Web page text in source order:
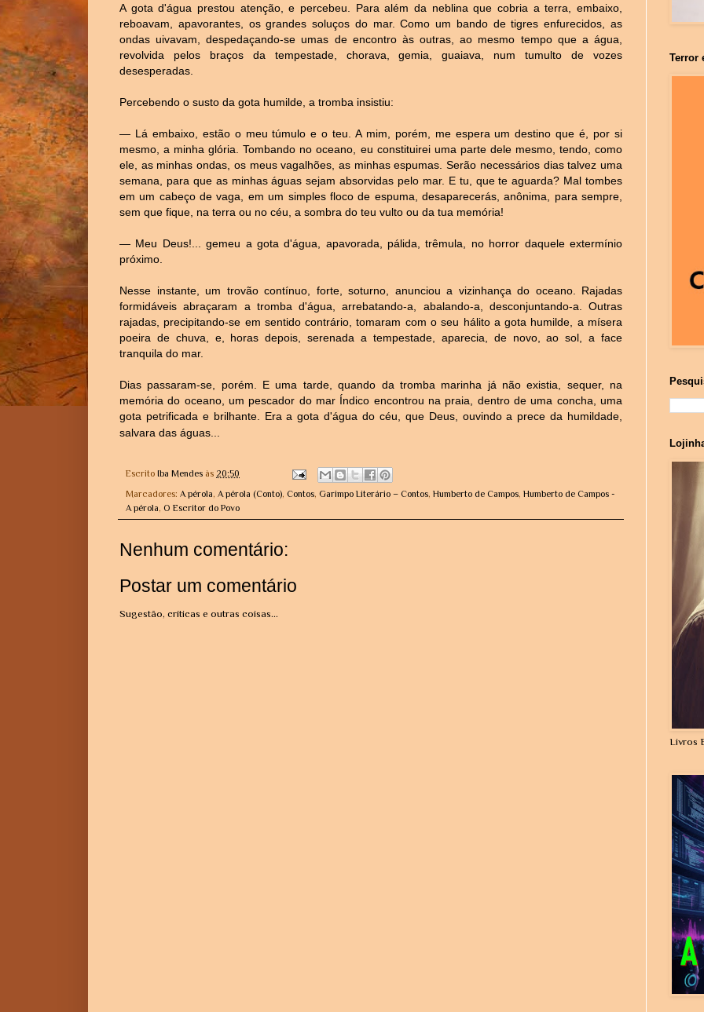
A gota d'água prestou atenção, e percebeu. Para além da neblina que cobria a terra, embaixo,
reboavam, apavorantes, os grandes soluços do mar. Como um bando de tigres enfurecidos, as
ondas uivavam, despedaçando-se umas de encontro às outras, ao mesmo tempo que a água,
revolvida pelos braços da tempestade, chorava, gemia, guaiava, num tumulto de vozes
desesperadas.
Percebendo o susto da gota humilde, a tromba insistiu:
— Lá embaixo, estão o meu túmulo e o teu. A mim, porém, me espera um destino que é, por si
mesmo, a minha glória. Tombando no oceano, eu constituirei uma parte dele mesmo, tendo, como
ele, as minhas ondas, os meus vagalhões, as minhas espumas. Serão necessários dias talvez uma
semana, para que as minhas águas sejam absorvidas pelo mar. E tu, que te aguarda? Mal tombes
em um cabeço de vaga, em um simples floco de espuma, desaparecerás, anônima, para sempre,
sem que fique, na terra ou no céu, a sombra do teu vulto ou da tua memória!
— Meu Deus!... gemeu a gota d'água, apavorada, pálida, trêmula, no horror daquele extermínio
próximo.
Nesse instante, um trovão contínuo, forte, soturno, anunciou a vizinhança do oceano. Rajadas
formidáveis abraçaram a tromba d'água, arrebatando-a, abalando-a, desconjuntando-a. Outras
rajadas, precipitando-se em sentido contrário, tomaram com o seu hálito a gota humilde, a mísera
poeira de chuva, e, horas depois, serenada a tempestade, aparecia, de novo, ao sol, a face
tranquila do mar.
Dias passaram-se, porém. E uma tarde, quando da tromba marinha já não existia, sequer, na
memória do oceano, um pescador do mar Índico encontrou na praia, dentro de uma concha, uma
gota petrificada e brilhante. Era a gota d'água do céu, que Deus, ouvindo a prece da humildade,
salvara das águas...
Escrito Iba Mendes às 20:50
Marcadores: A pérola, A pérola (Conto), Contos, Garimpo Literário – Contos, Humberto de Campos, Humberto de Campos -
A pérola, O Escritor do Povo
Nenhum comentário:
Postar um comentário
Sugestão, críticas e outras coisas...
Terror
Livros